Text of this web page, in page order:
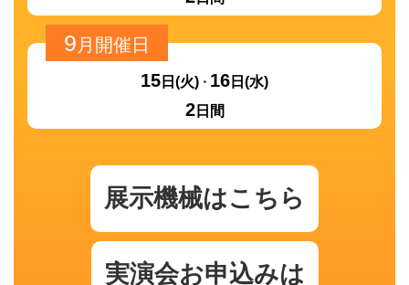
9 月開催日
15 日 (火) 16 日 (水)
2日間
展示機械はこちら
実演会お申込みは